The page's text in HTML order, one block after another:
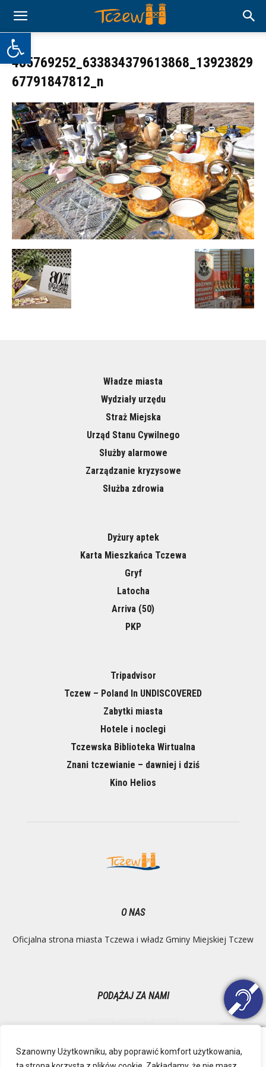
Otwórz pasek narzędzi
Szanowny Użytkowniku, aby poprawić komfort użytkowania,
485769252_633834379613868_13923829
67791847812_n
Władze miasta
Wydziały urzędu
Straż Miejska
Urząd Stanu Cywilnego
Służby alarmowe
Zarządzanie kryzysowe
Służba zdrowia
Dyżury aptek
Karta Mieszkańca Tczewa
Gryf
Latocha
Arriva (50)
PKP
Tripadvisor
Tczew – Poland In UNDISCOVERED
Zabytki miasta
Hotele i noclegi
Tczewska Biblioteka Wirtualna
Znani tczewianie – dawniej i dziś
Kino Helios
O NAS
Oficjalna strona miasta Tczewa i władz Gminy Miejskiej Tczew
PODĄŻAJ ZA NAMI